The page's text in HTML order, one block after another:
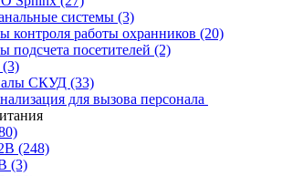
системы (3)
контроля работы охранников (20)
подсчета посетителей (2)
(3)
СКУД (33)
для вызова персонала
(248)
(3)